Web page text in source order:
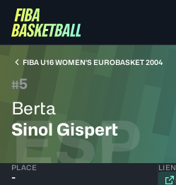
FIBA U16 WOMEN'S EUROBASKET 2004
#5
Berta
Sinol Gispert
ESP
PLACE
-